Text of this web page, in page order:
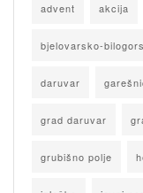
advent akcija
bjelovarsko-
daruvar
grad daruvar
grubišno polje